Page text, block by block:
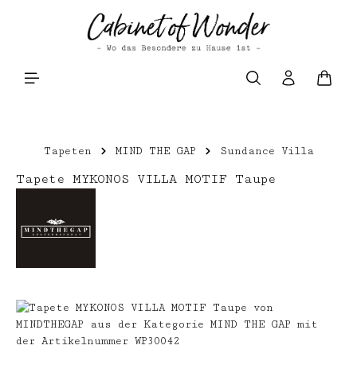
Zum Hauptinhalt springen
Tapeten MIND THE GAP Sundance Villa
Tapete MYKONOS VILLA MOTIF Taupe
Bildergalerie überspringen